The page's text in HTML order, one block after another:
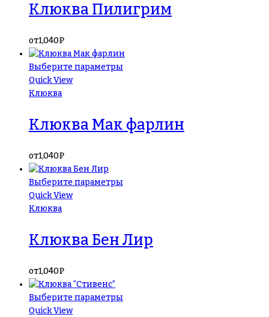
Клюква Пилигрим
от1,040₽
Выберите параметры
Quick View
Клюква
Клюква Мак фарлин
от1,040₽
Выберите параметры
Quick View
Клюква
Клюква Бен Лир
от1,040₽
Выберите параметры
Quick View